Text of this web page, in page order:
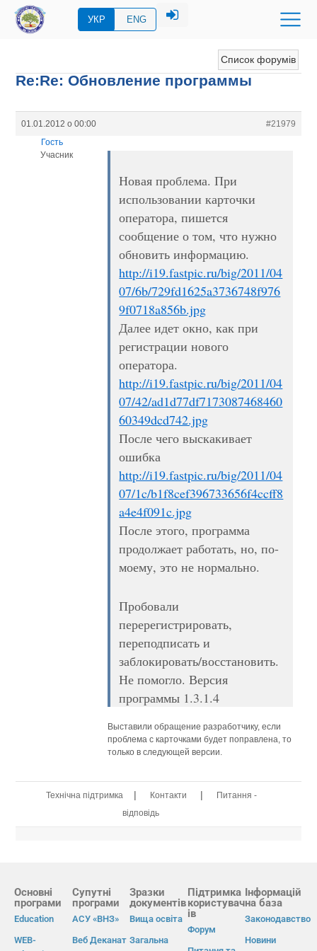
УКР ENG
Список форумів
Re:Re: Обновление программы
01.01.2012 о 00:00
#21979
Гость
Учасник
Новая проблема. При
использовании карточки
оператора, пишется
сообщение о том, что нужно
обновить информацию.
http://i19.fastpic.ru/big/2011/04
07/6b/729fd1625a3736748f976
9f0718a856b.jpg
Далее идет окно, как при
регистрации нового
оператора.
http://i19.fastpic.ru/big/2011/04
07/42/ad1d77df7173087468460
60349dcd742.jpg
После чего выскакивает
ошибка
http://i19.fastpic.ru/big/2011/04
07/1c/b1f8cef396733656f4ccff8
a4e4f091c.jpg
После этого, программа
продолжает работать, но, по-
моему, это не нормально.
Пробовали
перерегистрировать,
переподписать и
заблокировать/восстановить.
Не помогло. Версия
программы 1.3.1.4
Выставили обращение разработчику, если
проблема с карточками будет поправлена, то
только в следующей версии.
Технічна підтримка | Контакти |
Питання -
відповідь
Основні
програми
Education
WEB-
Супутні
програми
АСУ «ВНЗ»
Веб Деканат
Зразки
документів
Вища освіта
Загальна
Підтримка
користувач
ів
Форум
Інформацій
на база
Законодавство
Новини